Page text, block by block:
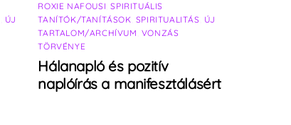
ÚJ
ROXIE NAFOUSI ,SPIRITUÁLIS
TANÍTÓK/TANÍTÁSOK SPIRITUALITÁS ÚJ
TARTALOM/ARCHÍVUM VONZÁS
TÖRVÉNYE
Hálanapló és pozitív
naplóírás a manifesztálásért